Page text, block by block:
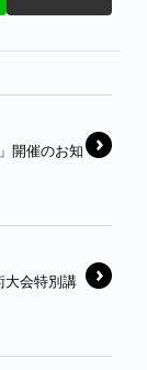
開催のお知
大会特別講